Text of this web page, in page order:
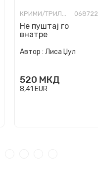
КРИМИ/ТРИЛЕР 068722
Не пуштај го
внатре
Автор : Лиса Џул
520 МКД
8,41 EUR